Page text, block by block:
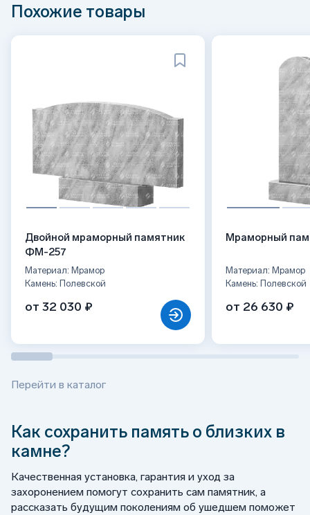
Похожие товары
Двойной мраморный памятник
ФМ-257
Материал: Мрамор
Камень: Полевской
от 32 030 ₽
Мраморный
Материал: Мрамор
Камень: Полевской
от 26 630 ₽
Перейти в каталог
Как сохранить память о близких в
камне?
Качественная установка, гарантия и уход за
захоронением помогут сохранить сам памятник, а
рассказать будущим поколениям об ушедшем поможет